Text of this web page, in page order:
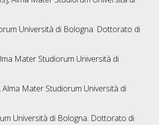
Università di Bologna. Dottorato di
Mater Studiorum Università di
Mater Studiorum Università di
Università di Bologna. Dottorato di